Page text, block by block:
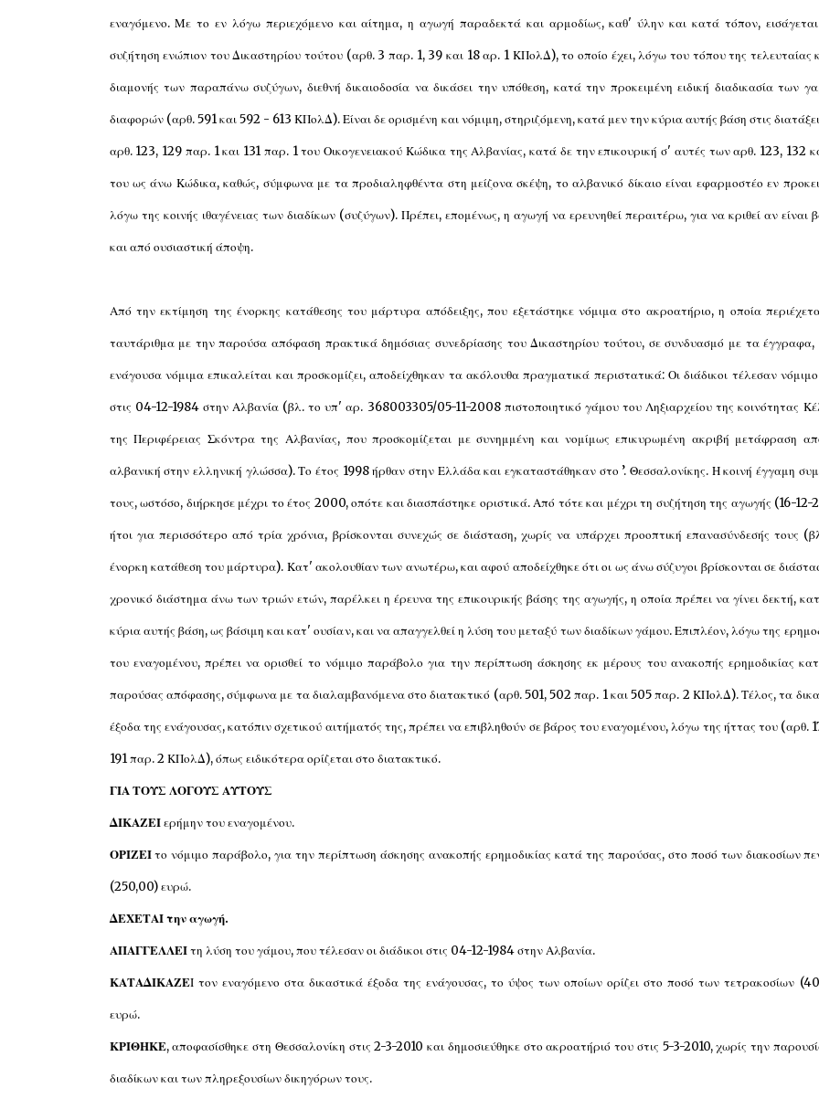
εναγόμενο. Με το εν λόγω περιεχόμενο και αίτημα, η αγωγή παραδεκτά και αρμοδίως, καθ' ύλην και κατά τόπον,
συζήτηση ενώπιον του Δικαστηρίου τούτου (αρθ. 3 παρ. 1, 39 και 18 αρ. 1 ΚΠολΔ), το οποίο έχει, λόγω του τόπου της τελευταίας
διαμονής των παραπάνω συζύγων, διεθνή δικαιοδοσία να δικάσει την υπόθεση, κατά την προκειμένη ειδική διαδικασία των
διαφορών (αρθ. 591 και 592 - 613 ΚΠολΔ). Είναι δε ορισμένη και νόμιμη, στηριζόμενη, κατά μεν την κύρια αυτής βάση στις
αρθ. 123, 129 παρ. 1 και 131 παρ. 1 του Οικογενειακού Κώδικα της Αλβανίας, κατά δε την επικουρική σ' αυτές των αρθ. 123, 132
του ως άνω Κώδικα, καθώς, σύμφωνα με τα προδιαληφθέντα στη μείζονα σκέψη, το αλβανικό δίκαιο είναι εφαρμοστέο εν
λόγω της κοινής ιθαγένειας των διαδίκων (συζύγων). Πρέπει, επομένως, η αγωγή να ερευνηθεί περαιτέρω, για να κριθεί αν είναι
και από ουσιαστική άποψη.
Από την εκτίμηση της ένορκης κατάθεσης του μάρτυρα απόδειξης, που εξετάστηκε νόμιμα στο ακροατήριο, η οποία
ταυτάριθμα με την παρούσα απόφαση πρακτικά δημόσιας συνεδρίασης του Δικαστηρίου τούτου, σε συνδυασμό με τα έγγραφα,
ενάγουσα νόμιμα επικαλείται και προσκομίζει, αποδείχθηκαν τα ακόλουθα πραγματικά περιστατικά: Οι διάδικοι τέλεσαν
στις 04-12-1984 στην Αλβανία (βλ. το υπ' αρ. 368003305/05-11-2008 πιστοποιητικό γάμου του Ληξιαρχείου της κοινότητας
της Περιφέρειας Σκόντρα της Αλβανίας, που προσκομίζεται με συνημμένη και νομίμως επικυρωμένη ακριβή μετάφραση
αλβανική στην ελληνική γλώσσα). Το έτος 1998 ήρθαν στην Ελλάδα και εγκαταστάθηκαν στο ’. Θεσσαλονίκης. Η κοινή έγγαμη
τους, ωστόσο, διήρκησε μέχρι το έτος 2000, οπότε και διασπάστηκε οριστικά. Από τότε και μέχρι τη συζήτηση της αγωγής (16-
ήτοι για περισσότερο από τρία χρόνια, βρίσκονται συνεχώς σε διάσταση, χωρίς να υπάρχει προοπτική επανασύνδεσής τους
ένορκη κατάθεση του μάρτυρα). Κατ' ακολουθίαν των ανωτέρω, και αφού αποδείχθηκε ότι οι ως άνω σύζυγοι βρίσκονται σε
χρονικό διάστημα άνω των τριών ετών, παρέλκει η έρευνα της επικουρικής βάσης της αγωγής, η οποία πρέπει να γίνει δεκτή,
κύρια αυτής βάση, ως βάσιμη και κατ' ουσίαν, και να απαγγελθεί η λύση του μεταξύ των διαδίκων γάμου. Επιπλέον, λόγω της
του εναγομένου, πρέπει να ορισθεί το νόμιμο παράβολο για την περίπτωση άσκησης εκ μέρους του ανακοπής ερημοδικίας
παρούσας απόφασης, σύμφωνα με τα διαλαμβανόμενα στο διατακτικό (αρθ. 501, 502 παρ. 1 και 505 παρ. 2 ΚΠολΔ). Τέλος, τα
έξοδα της ενάγουσας, κατόπιν σχετικού αιτήματός της, πρέπει να επιβληθούν σε βάρος του εναγομένου, λόγω της ήττας του (αρθ.
191 παρ. 2 ΚΠολΔ), όπως ειδικότερα ορίζεται στο διατακτικό.
ΓΙΑ ΤΟΥΣ ΛΟΓΟΥΣ ΑΥΤΟΥΣ
ΔΙΚΑΖΕΙερήμην του εναγομένου.
ΟΡΙΖΕΙτο νόμιμο παράβολο, για την περίπτωση άσκησης ανακοπής ερημοδικίας κατά της παρούσας, στο ποσό των διακοσίων
(250,00) ευρώ.
ΔΕΧΕΤΑΙ την αγωγή.
ΑΠΑΓΓΕΛΛΕΙτη λύση του γάμου, που τέλεσαν οι διάδικοι στις 04-12-1984 στην Αλβανία.
ΚΑΤΑΔΙΚΑΖΕΙ τον εναγόμενο στα δικαστικά έξοδα της ενάγουσας, το ύψος των οποίων ορίζει στο ποσό των τετρακοσίων
ευρώ.
ΚΡΙΘΗΚΕ, αποφασίσθηκε στη Θεσσαλονίκη στις 2-3-2010 και δημοσιεύθηκε στο ακροατήριό του στις 5-3-2010, χωρίς την
διαδίκων και των πληρεξουσίων δικηγόρων τους.